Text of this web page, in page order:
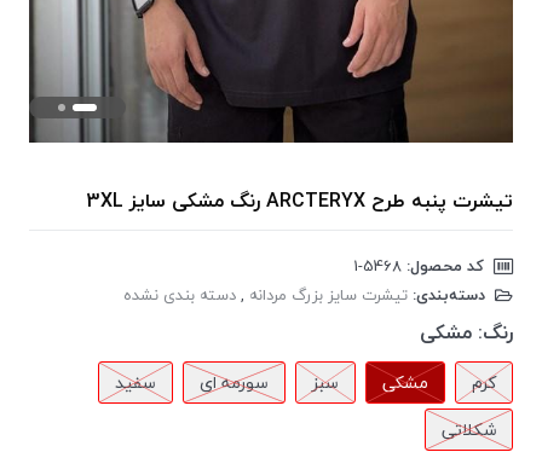
تیشرت پنبه طرح ARCTERYX رنگ مشکی سایز 3XL
کد محصول:
دسته‌بندی: تیشرت سایز بزرگ مردانه ,دسته بندی نشده
رنگ: مشکی
کرم مشکی سبز سورمه ای
سفید
شکلاتی